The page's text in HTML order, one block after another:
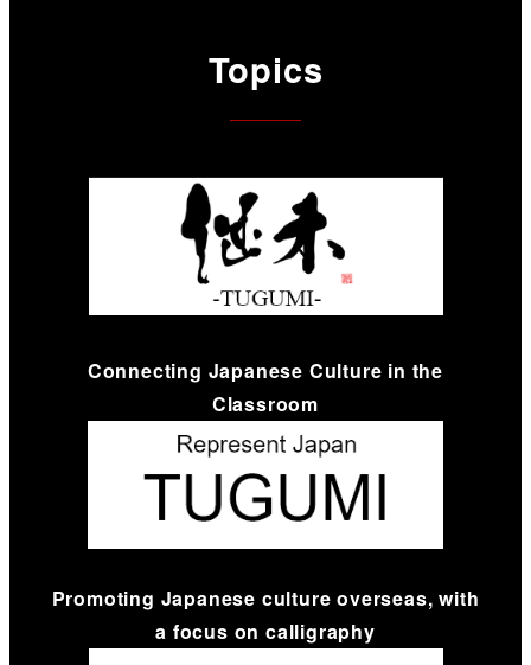
Topics
Connecting Japanese Culture in the
Classroom
Promoting Japanese culture overseas, with
a focus on calligraphy